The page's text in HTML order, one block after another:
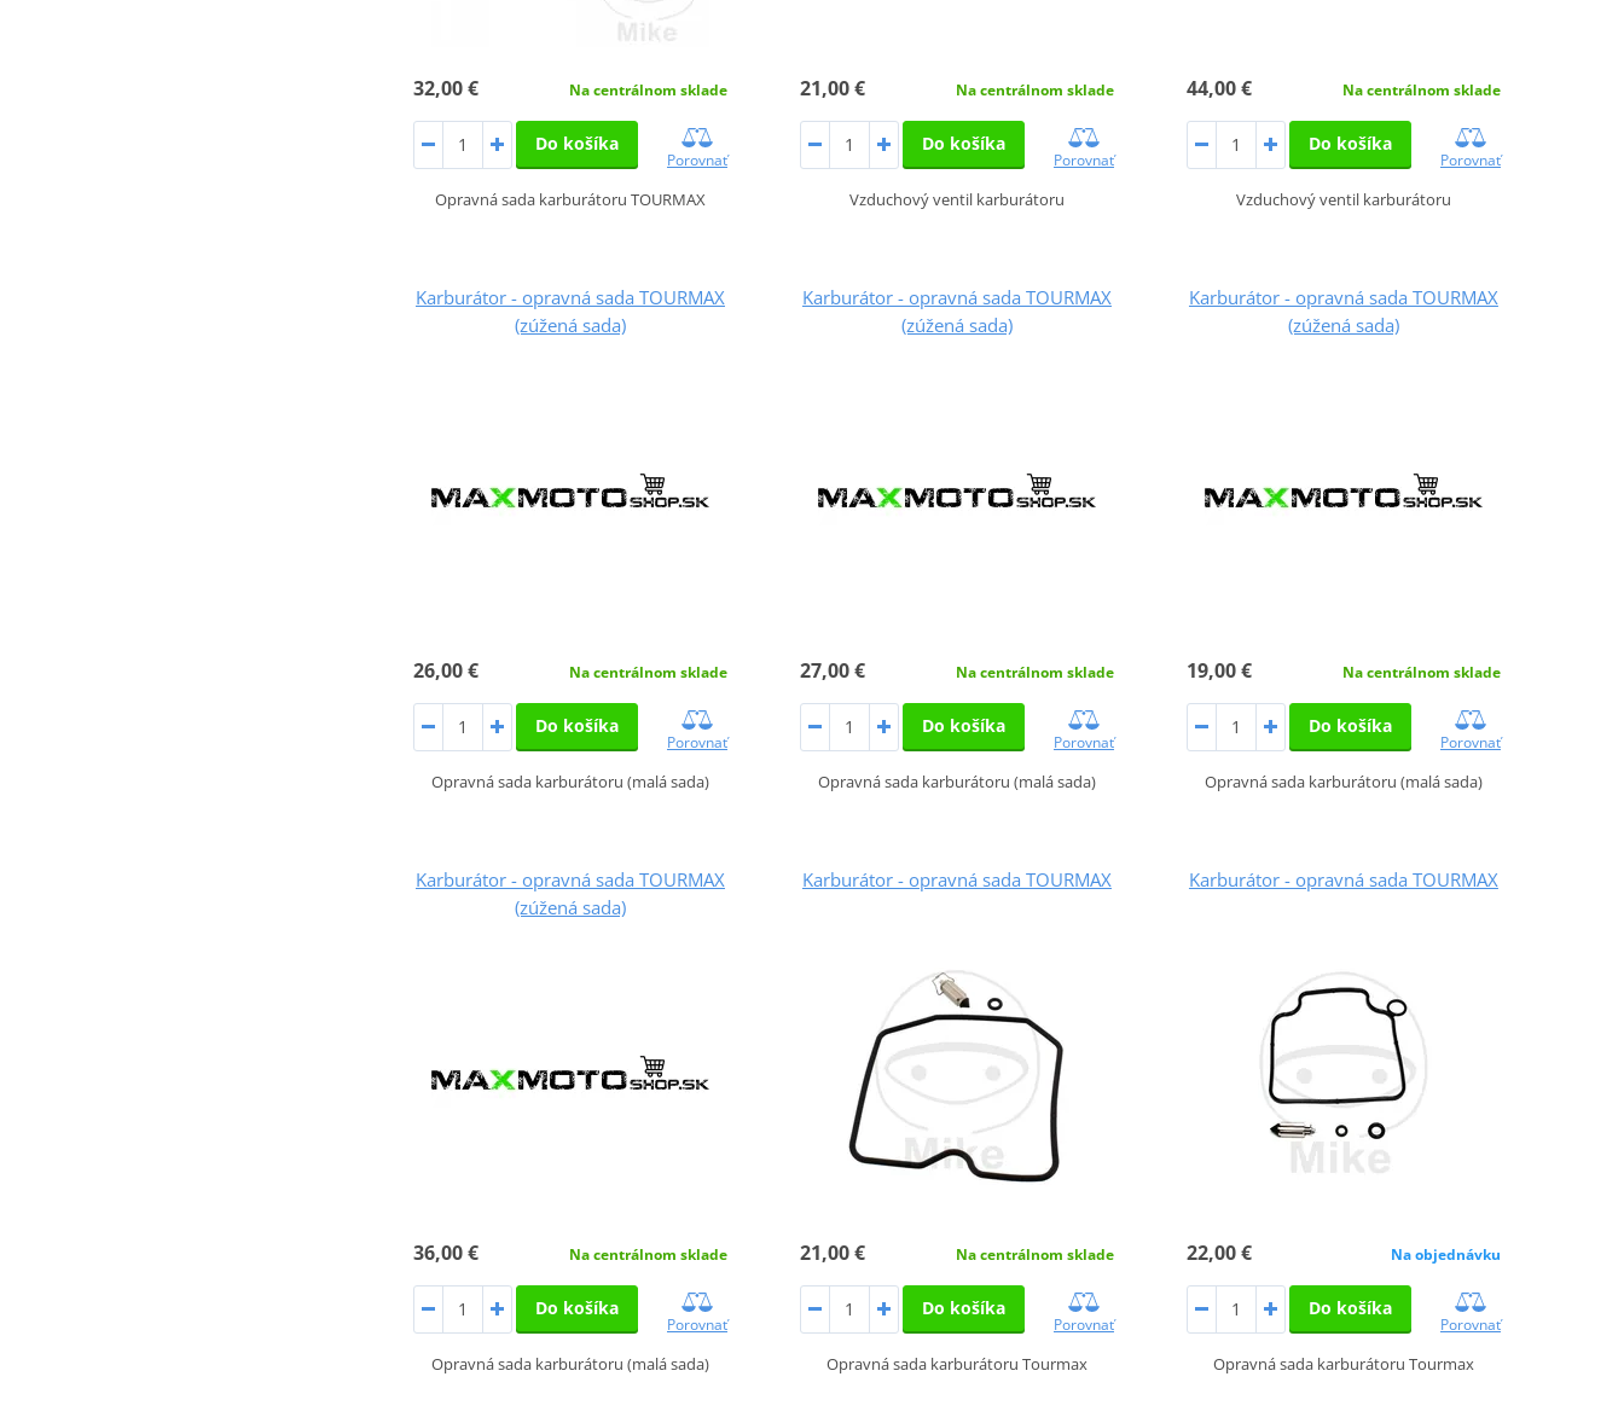
32,00 € Na centrálnom sklade
Do košíka
Porovnať
Opravná sada karburátoru TOURMAX
21,00 € Na centrálnom sklade
Do košíka
Porovnať
Vzduchový ventil karburátoru
44,00 € Na centrálnom sklade
Do košíka
Porovnať
Vzduchový ventil karburátoru
Karburátor - opravná sada TOURMAX
(zúžená sada)
26,00 € Na centrálnom sklade
Do košíka
Porovnať
Opravná sada karburátoru (malá sada)
Karburátor - opravná sada TOURMAX
(zúžená sada)
27,00 € Na centrálnom sklade
Do košíka
Porovnať
Opravná sada karburátoru (malá sada)
Karburátor - opravná sada TOURMAX
(zúžená sada)
19,00 € Na centrálnom sklade
Do košíka
Porovnať
Opravná sada karburátoru (malá sada)
Karburátor - opravná sada TOURMAX
(zúžená sada)
36,00 € Na centrálnom sklade
Do košíka
Porovnať
Opravná sada karburátoru (malá sada)
Karburátor - opravná sada TOURMAX
21,00 € Na centrálnom sklade
Do košíka
Porovnať
Opravná sada karburátoru Tourmax
Karburátor - opravná sada TOURMAX
22,00 € Na objednávku
Do košíka
Porovnať
Opravná sada karburátoru Tourmax